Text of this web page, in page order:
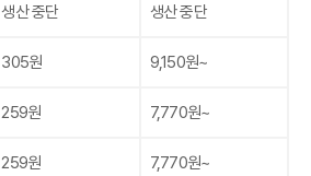
생산 중단 생산 중단
305원 9,150원~
259원 7,770원~
259원 7,770원~